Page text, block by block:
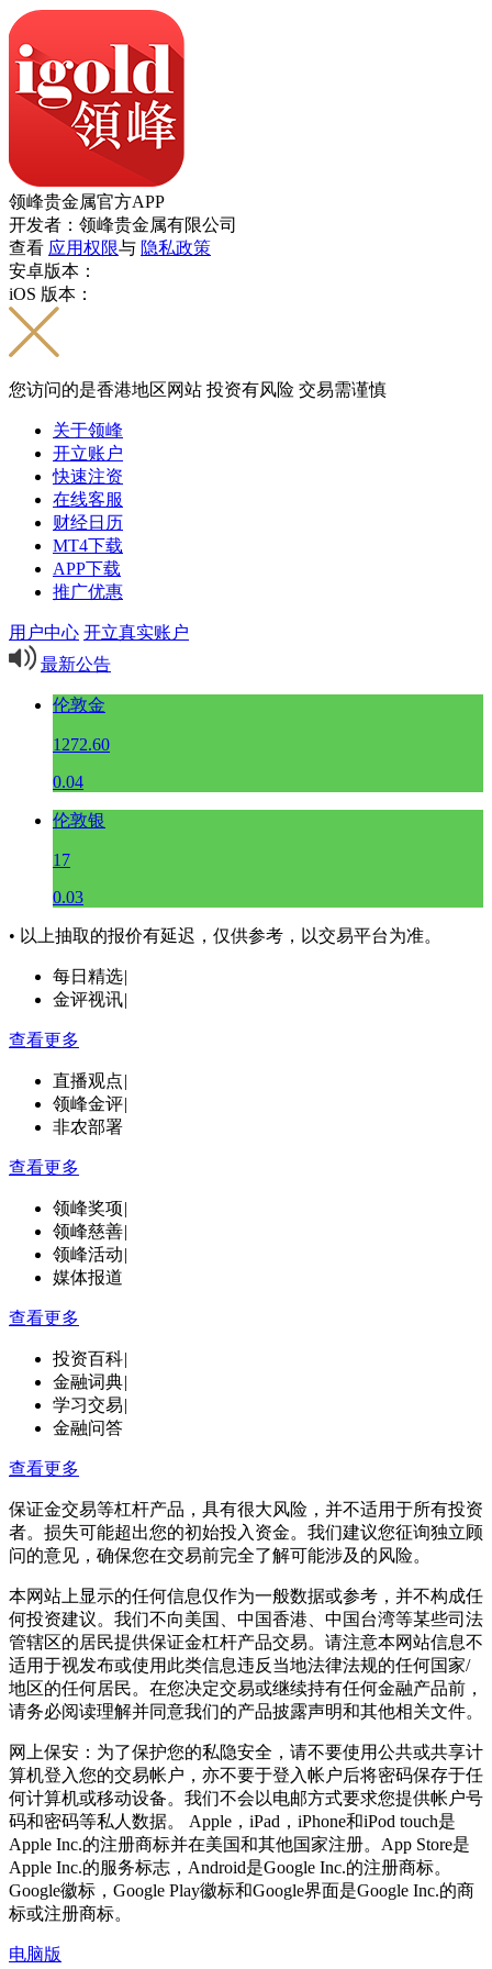
领峰贵金属官方APP
开发者：领峰贵金属有限公司
查看 应用权限与 隐私政策
安卓版本：
iOS 版本：
您访问的是香港地区网站 投资有风险 交易需谨慎
关于领峰
开立账户
快速注资
在线客服
财经日历
MT4下载
APP下载
推广优惠
用户中心 开立真实账户
最新公告
伦敦金
1272.60
0.04
伦敦银
17
0.03
• 以上抽取的报价有延迟，仅供参考，以交易平台为准。
每日精选|
金评视讯|
查看更多
直播观点|
领峰金评|
非农部署
查看更多
领峰奖项|
领峰慈善|
领峰活动|
媒体报道
查看更多
投资百科|
金融词典|
学习交易|
金融问答
查看更多
保证金交易等杠杆产品，具有很大风险，并不适用于所有投资
者。损失可能超出您的初始投入资金。我们建议您征询独立顾
问的意见，确保您在交易前完全了解可能涉及的风险。
本网站上显示的任何信息仅作为一般数据或参考，并不构成任
何投资建议。我们不向美国、中国香港、中国台湾等某些司法
管辖区的居民提供保证金杠杆产品交易。请注意本网站信息不
适用于视发布或使用此类信息违反当地法律法规的任何国家/
地区的任何居民。在您决定交易或继续持有任何金融产品前，
请务必阅读理解并同意我们的产品披露声明和其他相关文件。
网上保安：为了保护您的私隐安全，请不要使用公共或共享计
算机登入您的交易帐户，亦不要于登入帐户后将密码保存于任
何计算机或移动设备。我们不会以电邮方式要求您提供帐户号
码和密码等私人数据。 Apple，iPad，iPhone和iPod touch是
Apple Inc.的注册商标并在美国和其他国家注册。App Store是
Apple Inc.的服务标志，Android是Google Inc.的注册商标。
Google徽标，Google Play徽标和Google界面是Google Inc.的商
标或注册商标。
电脑版